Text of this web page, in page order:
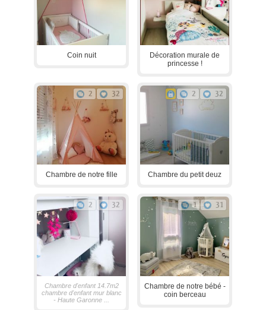
Coin nuit
Décoration murale de
princesse !
2 32
Chambre de notre fille
2 32
Chambre du petit deuz
2 32
Chambre d'enfant 14.7m2
chambre d'enfant mur blanc
- Haute Garonne ...
1 31
Chambre de notre bébé -
coin berceau